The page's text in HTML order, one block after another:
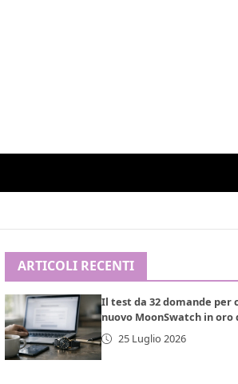
ARTICOLI RECENTI
Il test da 32 domande per
nuovo MoonSwatch in oro
25 Luglio 2026